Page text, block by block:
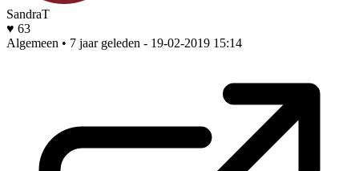
SandraT
♥ 63
Algemeen • 7 jaar geleden - 19-02-2019 15:14